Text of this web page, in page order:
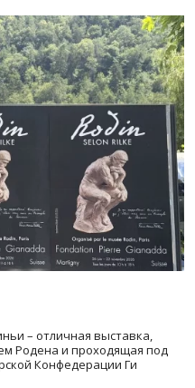
– отличная выставка,
Родена и проходящая под
Конфедерации Ги